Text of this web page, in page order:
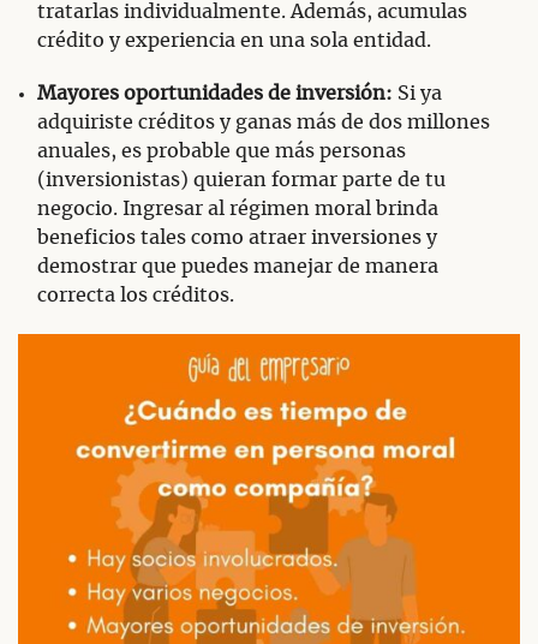
tratarlas individualmente. Además, acumulas
crédito y experiencia en una sola entidad.
Mayores oportunidades de inversión: Si ya
adquiriste créditos y ganas más de dos millones
anuales, es probable que más personas
(inversionistas) quieran formar parte de tu
negocio. Ingresar al régimen moral brinda
beneficios tales como atraer inversiones y
demostrar que puedes manejar de manera
correcta los créditos.